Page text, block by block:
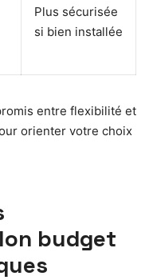
Plus sécurisée
si bien installée
entre flexibilité et
orienter votre choix
budget